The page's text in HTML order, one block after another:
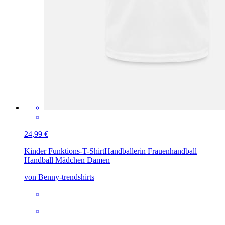
24,99 €
Kinder Funktions-T-ShirtHandballerin Frauenhandball
Handball Mädchen Damen
von Benny-trendshirts